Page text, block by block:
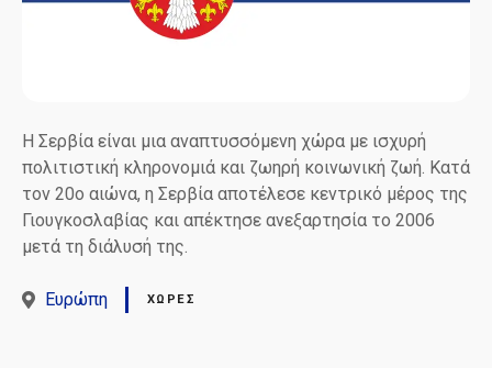
Η Σερβία είναι μια αναπτυσσόμενη χώρα με ισχυρή
πολιτιστική κληρονομιά και ζωηρή κοινωνική ζωή. Κατά
τον 20ο αιώνα, η Σερβία αποτέλεσε κεντρικό μέρος της
Γιουγκοσλαβίας και απέκτησε ανεξαρτησία το 2006
μετά τη διάλυσή της.
Ευρώπη ΧΏΡΕΣ